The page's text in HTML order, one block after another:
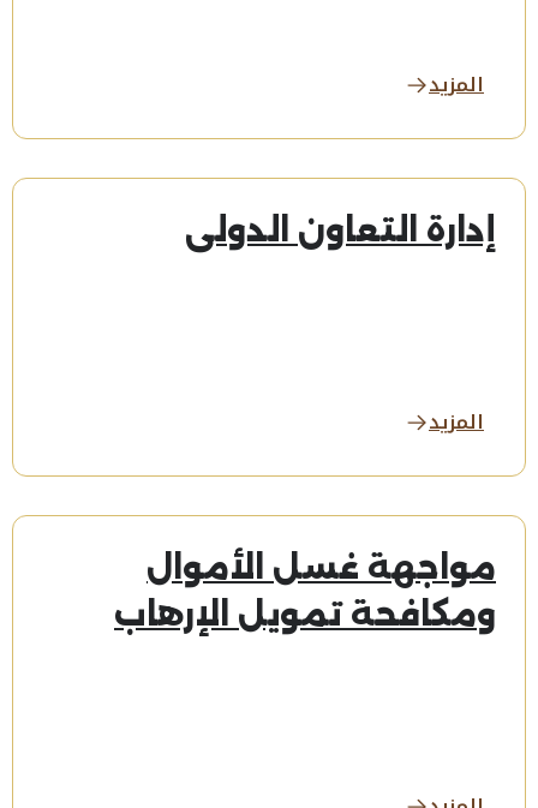
المزيد
إدارة التعاون الدولي
المزيد
مواجهة غسل الأموال
ومكافحة تمويل الإرهاب